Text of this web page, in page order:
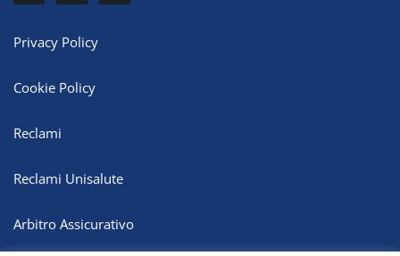
Privacy Policy
Cookie Policy
Reclami
Reclami Unisalute
Arbitro Assicurativo